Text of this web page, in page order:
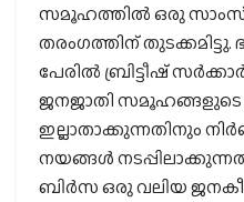
സമൂഹത്തില്‍ ഒരു
തരംഗത്തിന്
പേരില്‍ ബ്രിട്ടീഷ്
ജനജാതി
ഇല്ലാതാക്കുന്നതിനും
നയങ്ങള്‍
ബിര്‍സ ഒരു വലിയ